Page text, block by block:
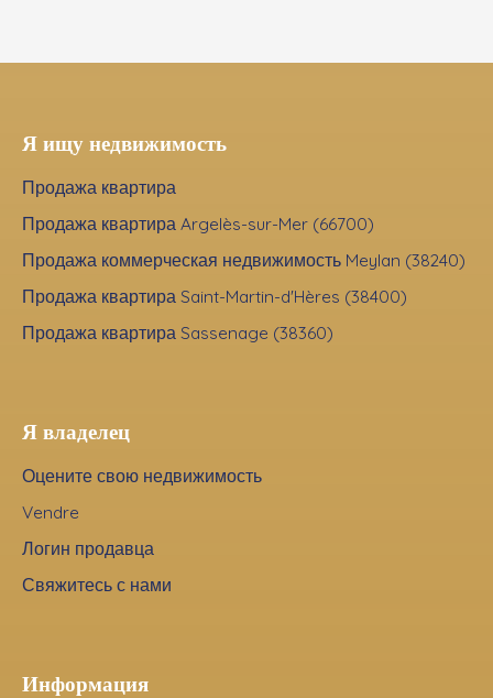
Я ищу недвижимость
Продажа квартира
Продажа квартира Argelès-sur-Mer (66700)
Продажа коммерческая недвижимость Meylan (38240)
Продажа квартира Saint-Martin-d'Hères (38400)
Продажа квартира Sassenage (38360)
Я владелец
Оцените свою недвижимость
Vendre
Логин продавца
Свяжитесь с нами
Информация